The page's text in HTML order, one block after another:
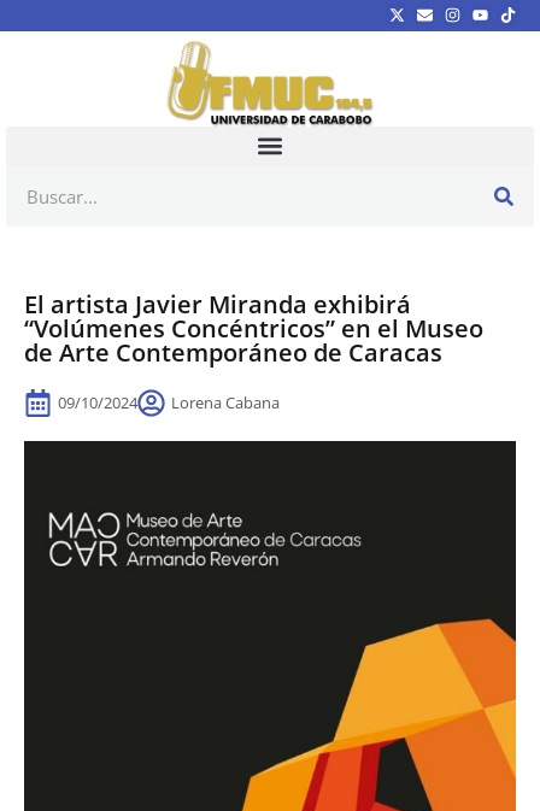
El artista Javier Miranda exhibirá
“Volúmenes Concéntricos” en el Museo
de Arte Contemporáneo de Caracas
09/10/2024 Lorena Cabana